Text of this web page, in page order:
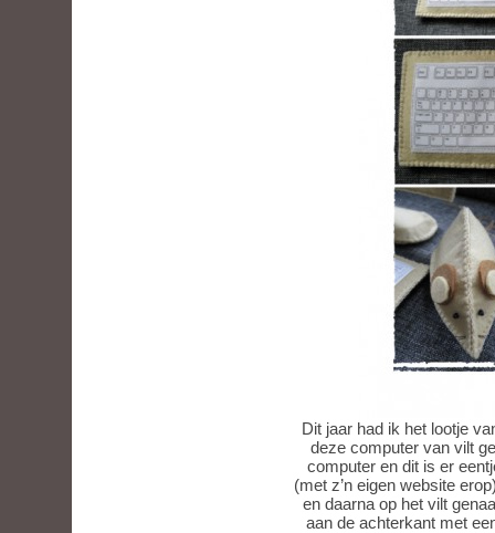
Dit jaar had ik het lootje
deze computer van vilt
computer en dit is er
(met z’n eigen website
en daarna op het vilt
aan de achterkant met